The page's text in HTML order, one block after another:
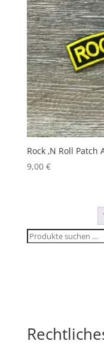
Rock ‚N Roll
9,00 €
Suchen